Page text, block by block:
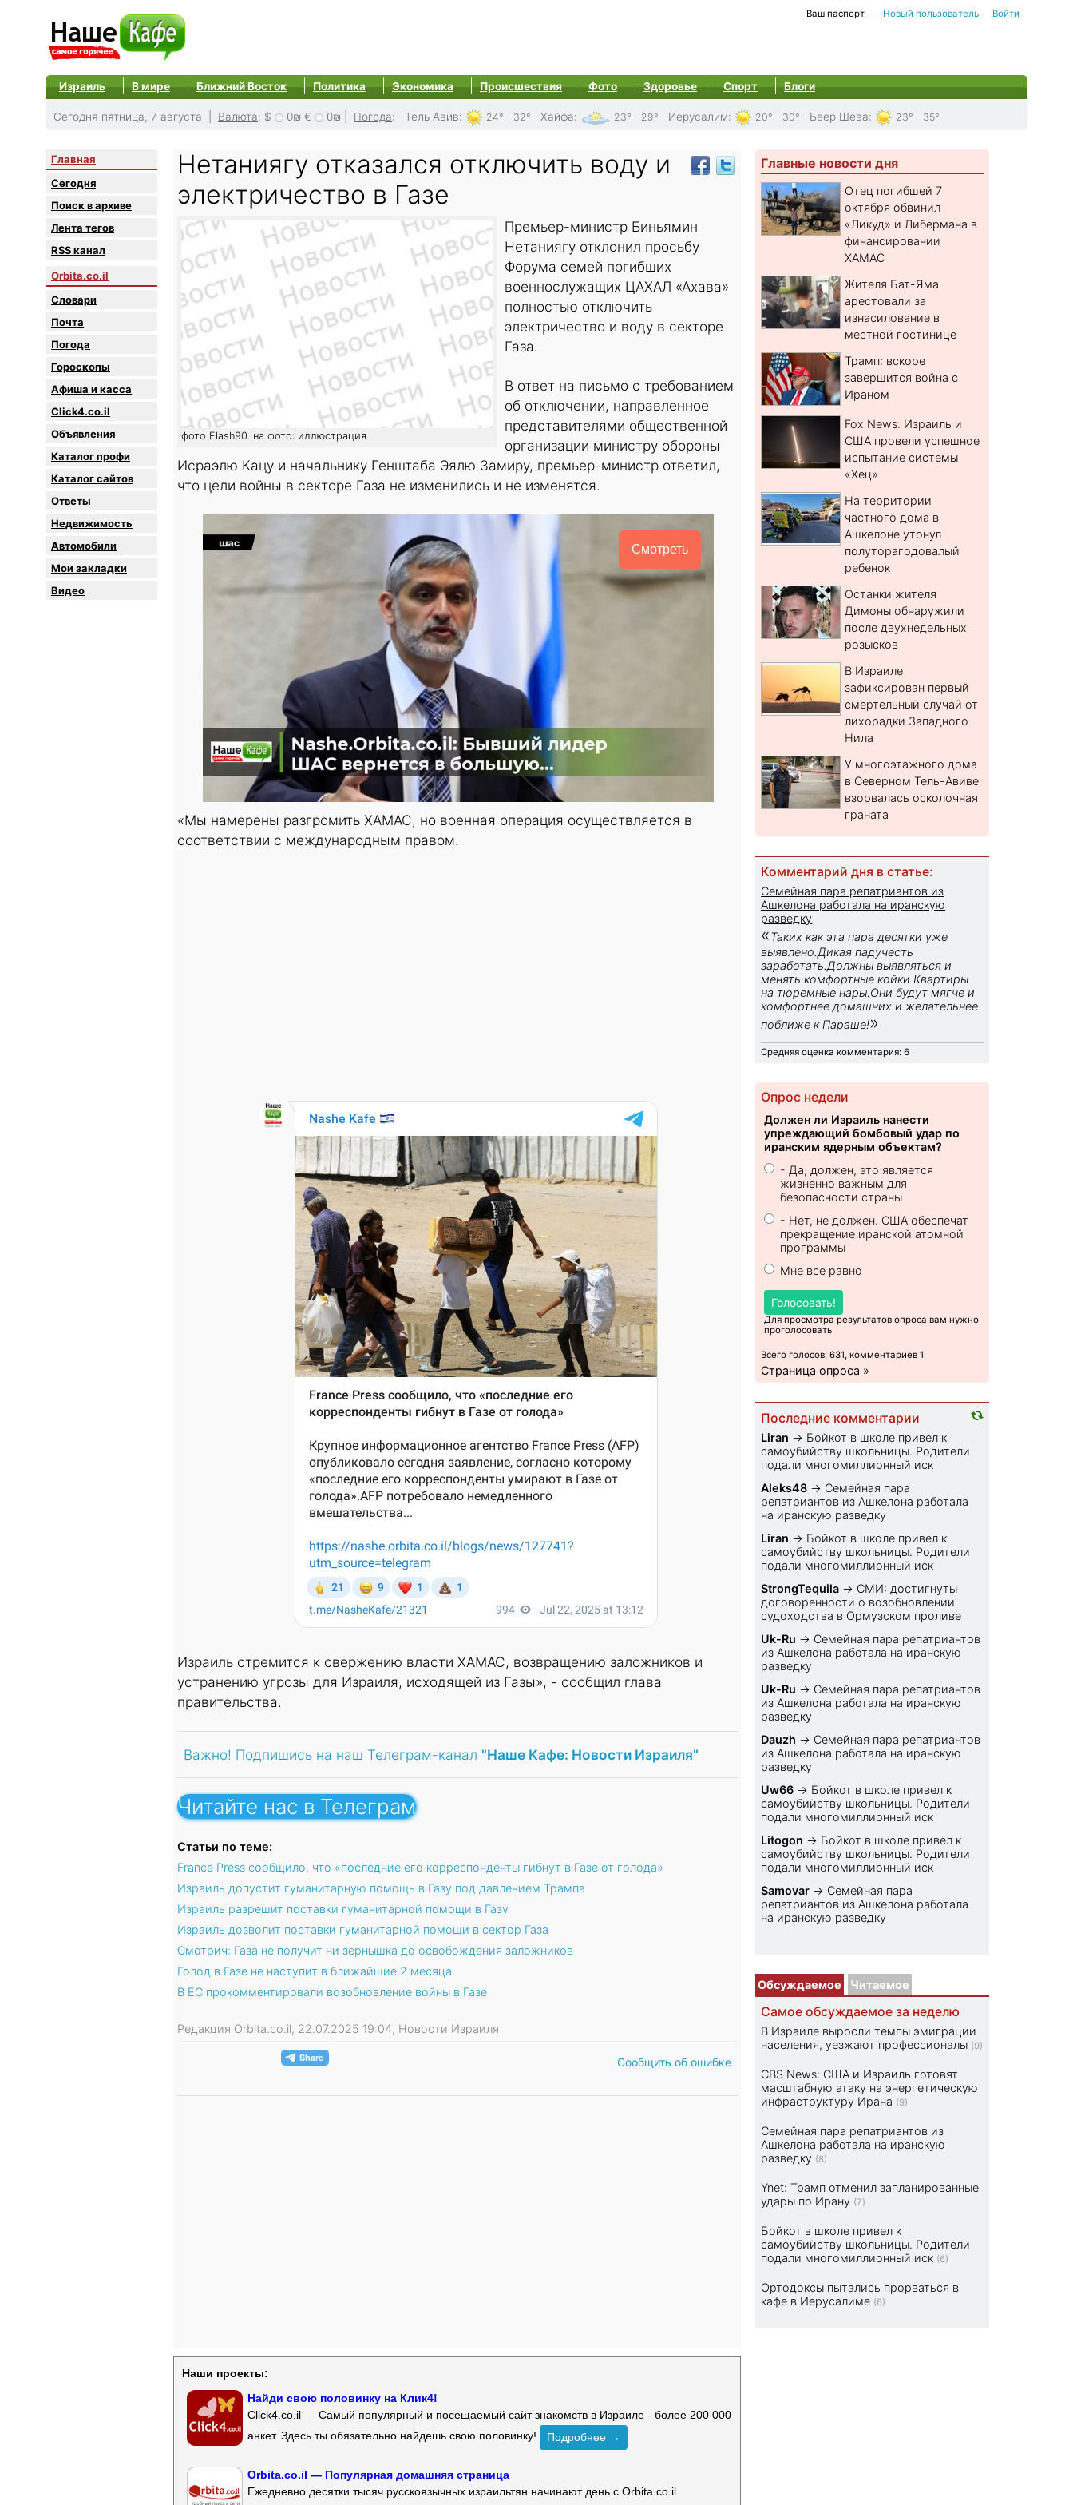
Ваш паспорт — Новый пользователь Войти
Израиль В мире Ближний Восток Политика Экономика Происшествия Фото Здоровье Спорт Блоги
Сегодня пятница, 7 августа | Валюта: $ 0₪ € 0₪ Погода: Тель Авив: 24° - 32° Хайфа: 23° - 29° Иерусалим: 20° - 30° Беер Шева: 23° - 35°
Главная
Сегодня
Поиск в архиве
Лента тегов
RSS канал
Orbita.co.il
Словари
Почта
Погода
Гороскопы
Афиша и касса
Click4.co.il
Объявления
Каталог профи
Каталог сайтов
Oтветы
Недвижимость
Автомобили
Мои закладки
Видео
Нетаниягу отказался отключить воду и
электричество в Газе
фото Flash90. на фото: иллюстрация
Премьер-министр Биньямин
Нетаниягу отклонил просьбу
Форума семей погибших
военнослужащих ЦАХАЛ «Ахава»
полностью отключить
электричество и воду в секторе
Газа.
В ответ на письмо с требованием
об отключении, направленное
представителями общественной
организации министру обороны
Исраэлю Кацу и начальнику Генштаба Эялю Замиру, премьер-министр ответил,
что цели войны в секторе Газа не изменились и не изменятся.
Смотреть
«Мы намерены разгромить ХАМАС, но военная операция осуществляется в
соответствии с международным правом.
Израиль стремится к свержению власти ХАМАС, возвращению заложников и
устранению угрозы для Израиля, исходящей из Газы», - сообщил глава
правительства.
Важно! Подпишись на наш Телеграм-канал "Наше Кафе: Новости Израиля"
Читайте нас в Телеграм
Статьи по теме:
France Press сообщило, что «последние его корреспонденты гибнут в Газе от голода»
Израиль допустит гуманитарную помощь в Газу под давлением Трампа
Израиль разрешит поставки гуманитарной помощи в Газу
Израиль дозволит поставки гуманитарной помощи в сектор Газа
Смотрич: Газа не получит ни зернышка до освобождения заложников
Голод в Газе не наступит в ближайшие 2 месяца
В ЕС прокомментировали возобновление войны в Газе
Редакция Orbita.co.il, 22.07.2025 19:04, Новости Израиля
Сообщить об ошибке
Наши проекты:
Найди свою половинку на Клик4!
Click4.co.il — Самый популярный и посещаемый сайт знакомств в Израиле - более 200 000
анкет. Здесь ты обязательно найдешь свою половинку!
Подробнее →
Orbita.co.il — Популярная домашняя страница
Ежедневно десятки тысяч русскоязычных израильтян начинают день с Orbita.co.il
Главные новости дня
Отец погибшей 7
октября обвинил
«Ликуд» и Либермана в
финансировании
ХАМАС
Жителя Бат-Яма
арестовали за
изнасилование в
местной гостинице
Трамп: вскоре
завершится война с
Ираном
Fox News: Израиль и
США провели успешное
испытание системы
«Хец»
На территории
частного дома в
Ашкелоне утонул
полуторагодовалый
ребенок
Останки жителя
Димоны обнаружили
после двухнедельных
розысков
В Израиле
зафиксирован первый
смертельный случай от
лихорадки Западного
Нила
У многоэтажного дома
в Северном Тель-Авиве
взорвалась осколочная
граната
Комментарий дня в статье:
Семейная пара репатриантов из
Ашкелона работала на иранскую
разведку
«Таких как эта пара десятки уже
выявлено.Дикая падучесть
заработать.Должны выявляться и
менять комфортные койки Квартиры
на тюремные нары.Они будут мягче и
комфортнее домашних и желательнее
поближе к Параше!»
Средняя оценка комментария: 6
Опрос недели
Должен ли Израиль нанести
упреждающий бомбовый удар по
иранским ядерным объектам?
- Да, должен, это является
жизненно важным для
безопасности страны
- Нет, не должен. США обеспечат
прекращение иранской атомной
программы
Мне все равно
Голосовать!
Для просмотра результатов опроса вам нужно
проголосовать
Всего голосов: 631, комментариев 1
Страница опроса »
Последние комментарии
Liran → Бойкот в школе привел к
самоубийству школьницы. Родители
подали многомиллионный иск
Aleks48 → Семейная пара
репатриантов из Ашкелона работала
на иранскую разведку
Liran → Бойкот в школе привел к
самоубийству школьницы. Родители
подали многомиллионный иск
StrongTequila → СМИ: достигнуты
договоренности о возобновлении
судоходства в Ормузском проливе
Uk-Ru → Семейная пара репатриантов
из Ашкелона работала на иранскую
разведку
Uk-Ru → Семейная пара репатриантов
из Ашкелона работала на иранскую
разведку
Dauzh → Семейная пара репатриантов
из Ашкелона работала на иранскую
разведку
Uw66 → Бойкот в школе привел к
самоубийству школьницы. Родители
подали многомиллионный иск
Litogon → Бойкот в школе привел к
самоубийству школьницы. Родители
подали многомиллионный иск
Samovar → Семейная пара
репатриантов из Ашкелона работала
на иранскую разведку
Обсуждаемое Читаемое
Самое обсуждаемое за неделю
В Израиле выросли темпы эмиграции
населения, уезжают профессионалы (9)
CBS News: США и Израиль готовят
масштабную атаку на энергетическую
инфраструктуру Ирана (9)
Семейная пара репатриантов из
Ашкелона работала на иранскую
разведку (8)
Ynet: Трамп отменил запланированные
удары по Ирану (7)
Бойкот в школе привел к
самоубийству школьницы. Родители
подали многомиллионный иск (6)
Ортодоксы пытались прорваться в
кафе в Иерусалиме (6)